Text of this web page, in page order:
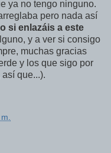
ya no tengo ninguno.
pero nada así
si enlazáis a este
y a ver si consigo
muchas gracias
y los que sigo por
que...).